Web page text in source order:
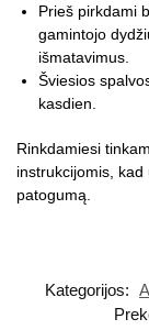
Prieš pirkdami
gamintojo
išmatavimus.
Šviesios
kasdien.
Rinkdamiesi
instrukcijomis,
patogumą.
Kategorijos: